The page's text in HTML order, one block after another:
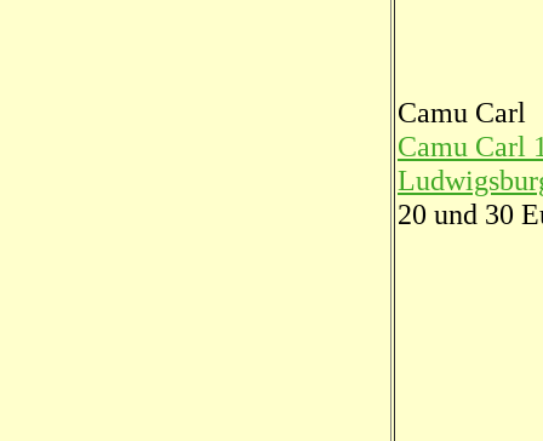
Camu Carl
Camu Carl
20 und 30